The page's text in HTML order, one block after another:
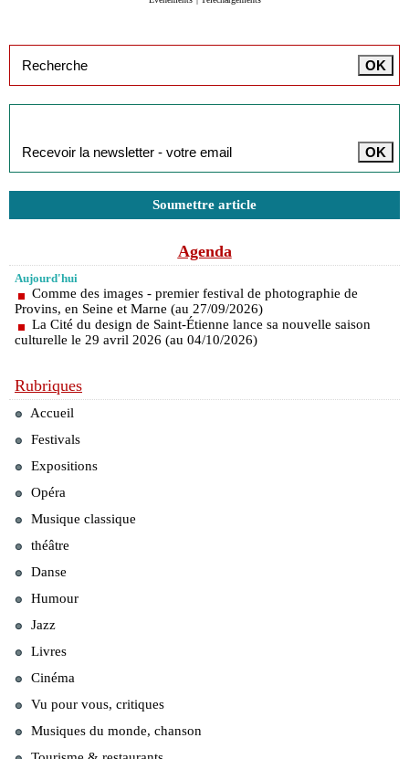
Soumettre article
Agenda
Aujourd'hui
Comme des images - premier festival de photographie de
Provins, en Seine et Marne (au 27/09/2026)
La Cité du design de Saint-Étienne lance sa nouvelle saison
culturelle le 29 avril 2026 (au 04/10/2026)
Rubriques
Accueil
Festivals
Expositions
Opéra
Musique classique
théâtre
Danse
Humour
Jazz
Livres
Cinéma
Vu pour vous, critiques
Musiques du monde, chanson